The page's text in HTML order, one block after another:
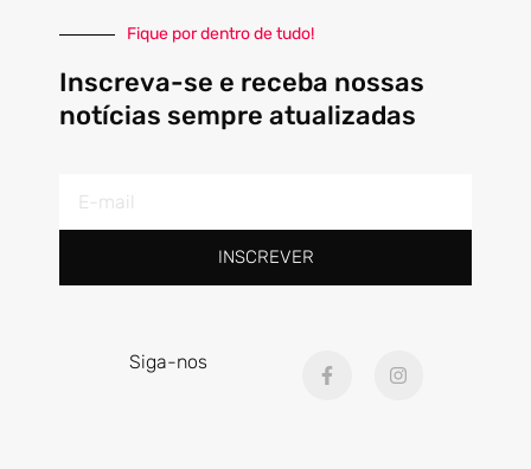
Fique por dentro de tudo!
Inscreva-se e receba nossas
notícias sempre atualizadas
mail
INSCREVER
Siga-nos
a
n